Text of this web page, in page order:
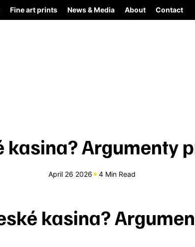
Fine art prints News & Media About Contact
kasina? Argumenty
April 26 2026 4 Min Read
kasina?